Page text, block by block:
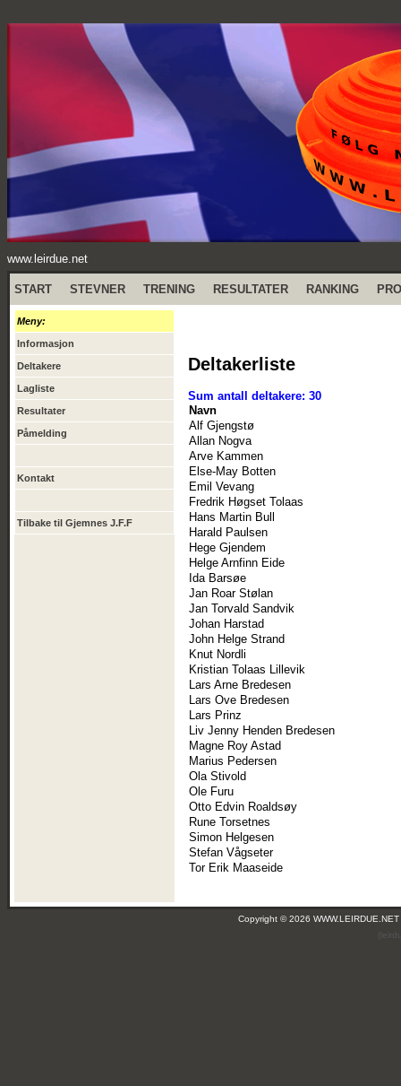
www.leirdue.net
START STEVNER TRENING RESULTATER RANKING
Meny:
Informasjon
Deltakere
Lagliste
Resultater
Påmelding
Kontakt
Tilbake til Gjemnes J.F.F
Deltakerliste
Sum antall deltakere: 30
Navn
Alf Gjengstø
Allan Nogva
Arve Kammen
Else-May Botten
Emil Vevang
Fredrik Høgset Tolaas
Hans Martin Bull
Harald Paulsen
Hege Gjendem
Helge Arnfinn Eide
Ida Barsøe
Jan Roar Stølan
Jan Torvald Sandvik
Johan Harstad
John Helge Strand
Knut Nordli
Kristian Tolaas Lillevik
Lars Arne Bredesen
Lars Ove Bredesen
Lars Prinz
Liv Jenny Henden Bredesen
Magne Roy Astad
Marius Pedersen
Ola Stivold
Ole Furu
Otto Edvin Roaldsøy
Rune Torsetnes
Simon Helgesen
Stefan Vågseter
Tor Erik Maaseide
Copyright © 2026